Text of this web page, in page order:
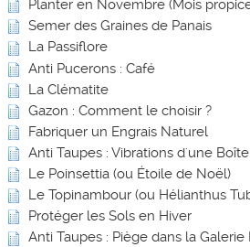
Planter en Novembre (Mois
Semer des Graines de Panais
La Passiflore
Anti Pucerons : Café
La Clématite
Gazon : Comment le choisir ?
Fabriquer un Engrais Naturel
Anti Taupes : Vibrations d'une
Le Poinsettia (ou Étoile de Noël)
Le Topinambour (ou Hélianthus
Protéger les Sols en Hiver
Anti Taupes : Piège dans la Galerie